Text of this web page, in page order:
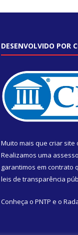
DESENVOLVIDO POR
Muito mais que criar site
Realizamos uma
garantimos em contrato
leis de transparência
Conheça o PNTP e o